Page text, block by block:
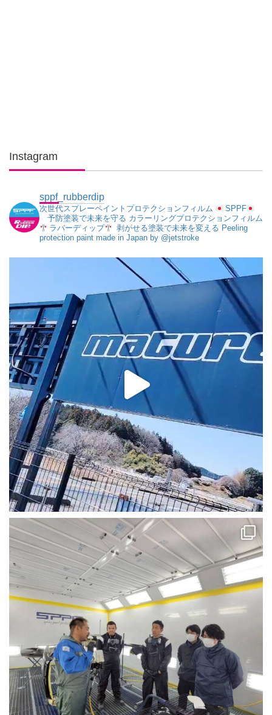
Instagram
sppf_rubberdip
次世代スプレーペイントプロテクションフィルム
SPPF
予防塗装で未来を守る カラーリングプロテクションフィルム
ラバーディップ
剥がせる塗装で未来を変える Peeling
protection paint made in Japan by @jetstroke